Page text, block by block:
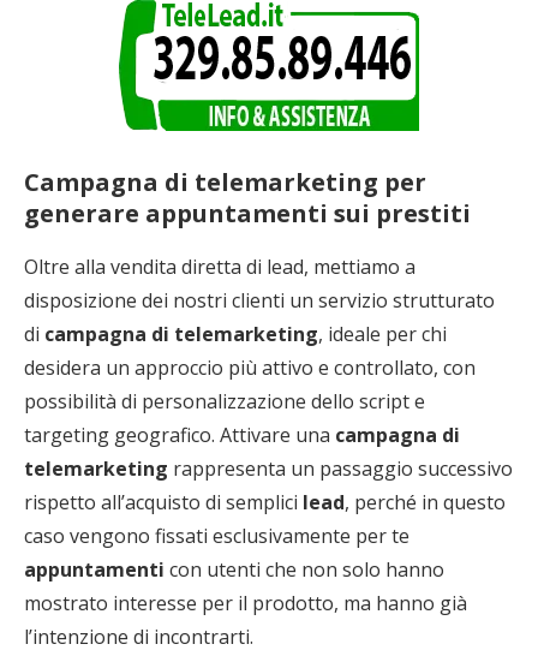
Campagna di telemarketing per
generare appuntamenti sui prestiti
Oltre alla vendita diretta di lead, mettiamo a
disposizione dei nostri clienti un servizio strutturato
di campagna di telemarketing, ideale per chi
desidera un approccio più attivo e controllato, con
possibilità di personalizzazione dello script e
targeting geografico. Attivare una campagna di
telemarketing rappresenta un passaggio successivo
rispetto all’acquisto di semplici lead, perché in questo
caso vengono fissati esclusivamente per te
appuntamenti con utenti che non solo hanno
mostrato interesse per il prodotto, ma hanno già
l’intenzione di incontrarti.